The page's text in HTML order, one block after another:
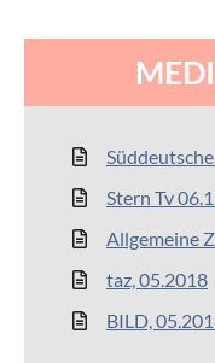
Stern Tv
Allgemeine
taz, 05.2018
BILD,